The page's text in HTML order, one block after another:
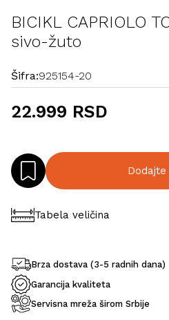
BICIKL CAPRIOLO
sivo-žuto
Šifra:925154-20
22.999 RSD
Tabela veličina
Brza dostava (3-5 radnih dana)
Garancija kvaliteta
Servisna mreža širom Srbije